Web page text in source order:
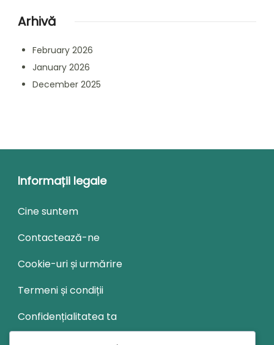
Arhivă
February 2026
January 2026
December 2025
Informații legale
Cine suntem
Contactează-ne
Cookie-uri și urmărire
Termeni și condiții
Confidențialitatea ta